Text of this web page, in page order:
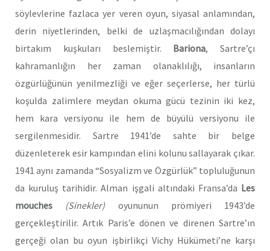
söylevlerine fazlaca yer veren oyun, siyasal anlamından,
derin niyetlerinden, belki de uzlaşmacılığından dolayı
birtakım kuşkuları beslemiştir. Bariona,
Sartre’çı
kahramanlığın her zaman olanaklılığı, insanların
özgürlüğünün yenilmezliği ve eğer seçerlerse, her türlü
koşulda zalimlere meydan okuma gücü tezinin iki kez,
hem kara versiyonu ile hem de büyülü versiyonu ile
sergilenmesidir. Sartre 1941’de sahte bir belge
düzenleterek esir kampından elini kolunu sallayarak çıkar.
1941 aynı zamanda “Sosyalizm ve Özgürlük” topluluğunun
da kuruluş tarihidir. Alman işgali altındaki Fransa’da Les
mouches (Sinekler) oyununun prömiyeri 1943’de
gerçekleştirilir. Artık Paris’e dönen ve direnen Sartre’ın
gerçeği olan bu oyun işbirlikçi Vichy Hükümeti’ne karşı